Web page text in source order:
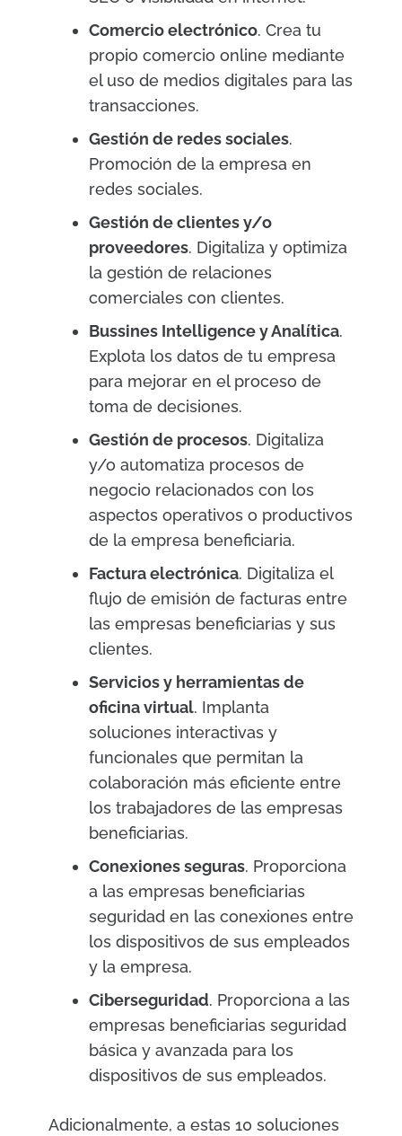
Comercio electrónico. Crea tu
propio comercio online mediante
el uso de medios digitales para las
transacciones.
Gestión de redes sociales.
Promoción de la empresa en
redes sociales.
Gestión de clientes y/o
proveedores. Digitaliza y optimiza
la gestión de relaciones
comerciales con clientes.
Bussines Intelligence y Analítica.
Explota los datos de tu empresa
para mejorar en el proceso de
toma de decisiones.
Gestión de procesos. Digitaliza
y/o automatiza procesos de
negocio relacionados con los
aspectos operativos o productivos
de la empresa beneficiaria.
Factura electrónica. Digitaliza el
flujo de emisión de facturas entre
las empresas beneficiarias y sus
clientes.
Servicios y herramientas de
oficina virtual. Implanta
soluciones interactivas y
funcionales que permitan la
colaboración más eficiente entre
los trabajadores de las empresas
beneficiarias.
Conexiones seguras. Proporciona
a las empresas beneficiarias
seguridad en las conexiones entre
los dispositivos de sus empleados
y la empresa.
Ciberseguridad. Proporciona a las
empresas beneficiarias seguridad
básica y avanzada para los
dispositivos de sus empleados.
Adicionalmente, a estas 10 soluciones